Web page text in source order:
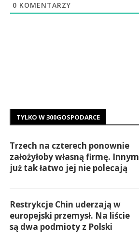
0 KOMENTARZY
TYLKO W 300GOSPODARCE
Trzech na czterech ponownie
założyłoby własną firmę. Innym
już tak łatwo jej nie polecają
Restrykcje Chin uderzają w
europejski przemysł. Na liście
są dwa podmioty z Polski